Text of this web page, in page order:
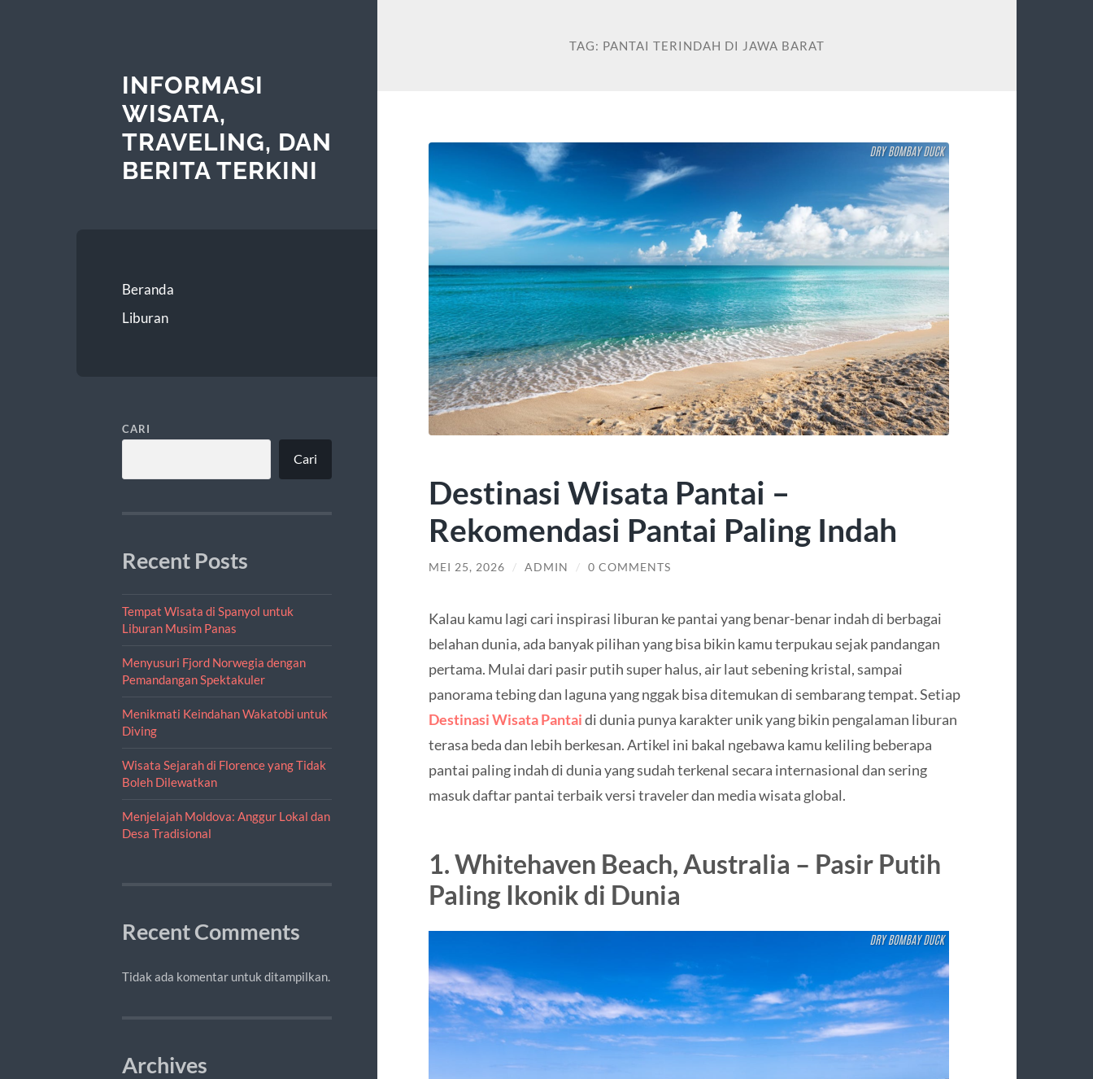
INFORMASI
WISATA,
TRAVELING, DAN
BERITA TERKINI
Beranda
Liburan
CARI
Cari
Recent Posts
Tempat Wisata di Spanyol untuk
Liburan Musim Panas
Menyusuri Fjord Norwegia dengan
Pemandangan Spektakuler
Menikmati Keindahan Wakatobi untuk
Diving
Wisata Sejarah di Florence yang Tidak
Boleh Dilewatkan
Menjelajah Moldova: Anggur Lokal dan
Desa Tradisional
Recent Comments
Tidak ada komentar untuk ditampilkan.
Archives
TAG: PANTAI TERINDAH DI JAWA BARAT
Destinasi Wisata Pantai –
Rekomendasi Pantai Paling Indah
MEI 25, 2026 / ADMIN / 0 COMMENTS
Kalau kamu lagi cari inspirasi liburan ke pantai yang benar-benar indah di berbagai
belahan dunia, ada banyak pilihan yang bisa bikin kamu terpukau sejak pandangan
pertama. Mulai dari pasir putih super halus, air laut sebening kristal, sampai
panorama tebing dan laguna yang nggak bisa ditemukan di sembarang tempat. Setiap
Destinasi Wisata Pantaidi dunia punya karakter unik yang bikin pengalaman liburan
terasa beda dan lebih berkesan. Artikel ini bakal ngebawa kamu keliling beberapa
pantai paling indah di dunia yang sudah terkenal secara internasional dan sering
masuk daftar pantai terbaik versi traveler dan media wisata global.
1. Whitehaven Beach, Australia – Pasir Putih
Paling Ikonik di Dunia